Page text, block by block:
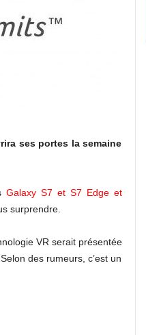
ses portes la semaine
Galaxy S7 et S7 Edge et
surprendre.
VR serait présentée
des rumeurs, c’est un